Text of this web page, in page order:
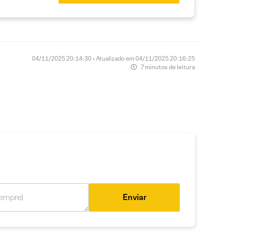
04/11/2025 20:14:30 • Atualizado em 04/11/2025 20:16:25
7 minutos de leitura
Enviar